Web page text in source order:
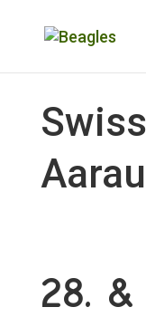
Aarau
28.